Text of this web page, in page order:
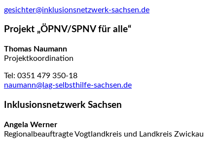
gesichter@inklusionsnetzwerk-sachsen.de
Projekt „ÖPNV/SPNV für alle“
Thomas Naumann
Projektkoordination
Tel: 0351 479 350-18
naumann@lag-selbsthilfe-sachsen.de
Inklusionsnetzwerk Sachsen
Angela Werner
Regionalbeauftragte Vogtlandkreis und Landkreis Zwickau